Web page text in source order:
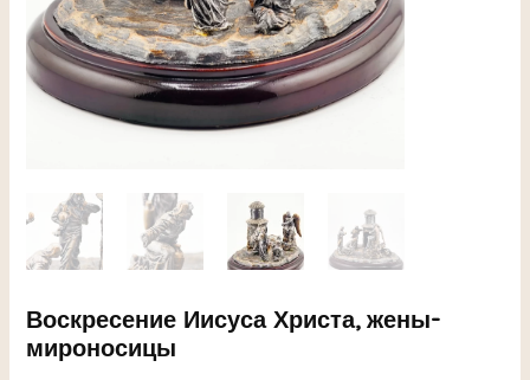
Воскресение Иисуса Христа, жены-
мироносицы